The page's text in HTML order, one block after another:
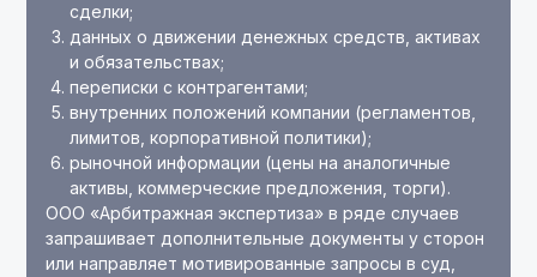
сделки;
данных о движении денежных средств, активах
и обязательствах;
переписки с контрагентами;
внутренних положений компании (регламентов,
лимитов, корпоративной политики);
рыночной информации (цены на аналогичные
активы, коммерческие предложения, торги).
ООО «Арбитражная экспертиза» в ряде случаев
запрашивает дополнительные документы у сторон
или направляет мотивированные запросы в суд,